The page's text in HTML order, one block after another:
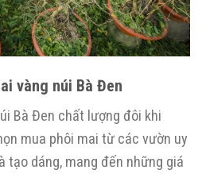
vàng núi Bà Đen
Bà Đen chất lượng đôi khi
mua phôi mai từ các vườn uy
dáng, mang đến những giá